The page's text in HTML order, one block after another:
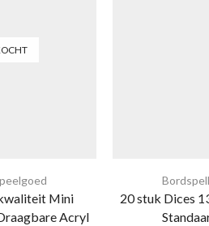
Mini
Acryl
20 stuk Dices